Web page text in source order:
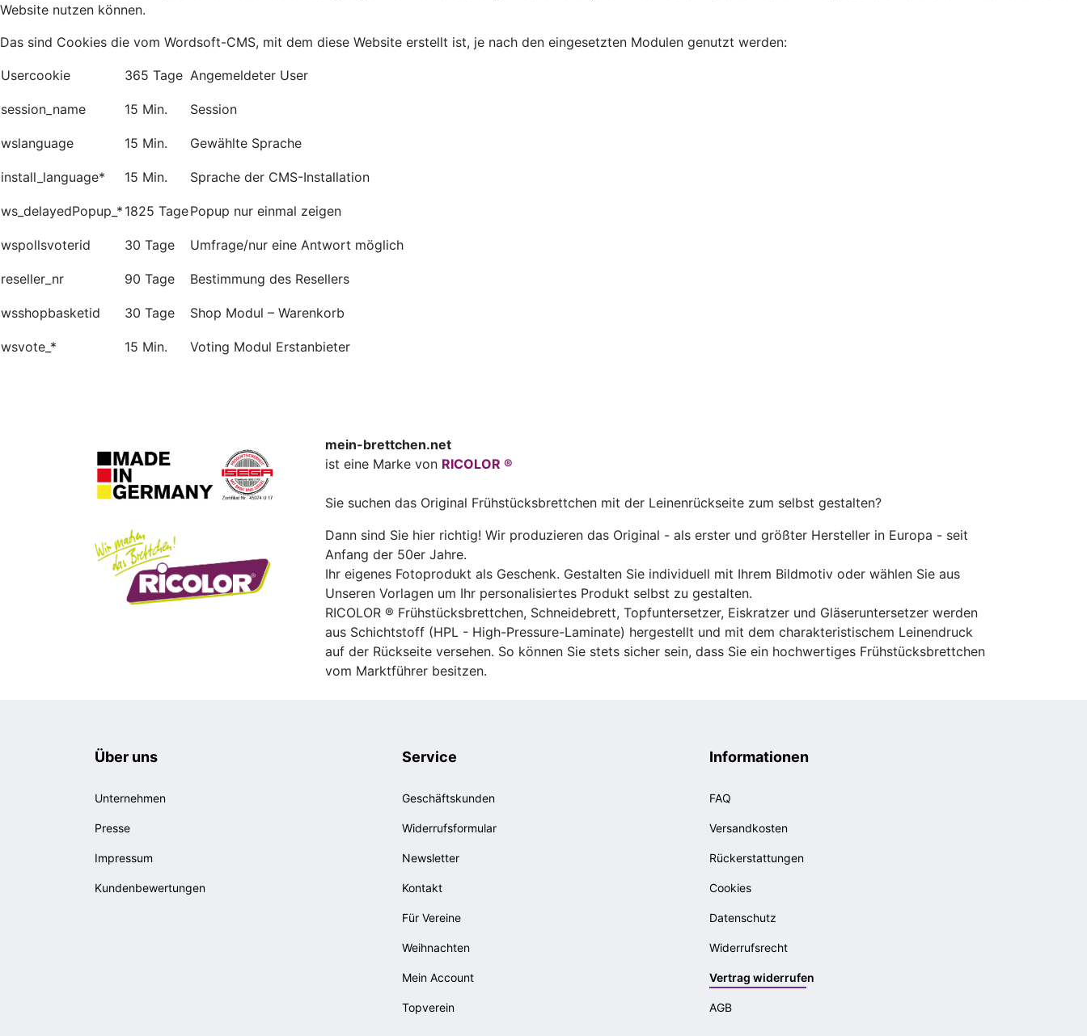
Website nutzen können.
Das sind Cookies die vom Wordsoft-CMS, mit dem diese Website erstellt ist, je nach den eingesetzten Modulen genutzt werden:
Usercookie 365 Tage Angemeldeter User
session_name 15 Min. Session
wslanguage 15 Min. Gewählte Sprache
install_language* 15 Min. Sprache der CMS-Installation
ws_delayedPopup_* 1825 TagePopup nur einmal zeigen
wspollsvoterid 30 Tage Umfrage/nur eine Antwort möglich
reseller_nr 90 Tage Bestimmung des Resellers
wsshopbasketid 30 Tage Shop Modul – Warenkorb
wsvote_* 15 Min. Voting Modul Erstanbieter
mein-brettchen.net
ist eine Marke von RICOLOR ®
Sie suchen das Original Frühstücksbrettchen mit der Leinenrückseite zum selbst gestalten?
Dann sind Sie hier richtig! Wir produzieren das Original - als erster und größter Hersteller in Europa - seit
Anfang der 50er Jahre.
Ihr eigenes Fotoprodukt als Geschenk. Gestalten Sie individuell mit Ihrem Bildmotiv oder wählen Sie aus
Unseren Vorlagen um Ihr personalisiertes Produkt selbst zu gestalten.
RICOLOR ® Frühstücksbrettchen, Schneidebrett, Topfuntersetzer, Eiskratzer und Gläseruntersetzer werden
aus Schichtstoff (HPL - High-Pressure-Laminate) hergestellt und mit dem charakteristischem Leinendruck
auf der Rückseite versehen. So können Sie stets sicher sein, dass Sie ein hochwertiges Frühstücksbrettchen
vom Marktführer besitzen.
Über uns
Unternehmen
Presse
Impressum
Kundenbewertungen
Service
Geschäftskunden
Widerrufsformular
Newsletter
Kontakt
Für Vereine
Weihnachten
Mein Account
Topverein
Informationen
FAQ
Versandkosten
Rückerstattungen
Cookies
Datenschutz
Widerrufsrecht
Vertrag widerrufen
AGB